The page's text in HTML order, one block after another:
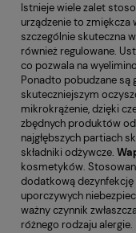
Istnieje wiele zalet
urządzenie to
szczególnie skuteczna
również regulowane.
co pozwala na
Ponadto pobudzane są
skuteczniejszym
mikrokrążenie, dzięki
zbędnych produktów
najgłębszych partiach
składniki odżywcze.
kosmetyków.
dodatkową dezynfekcję
uporczywych
ważny czynnik
różnego rodzaju alergie.